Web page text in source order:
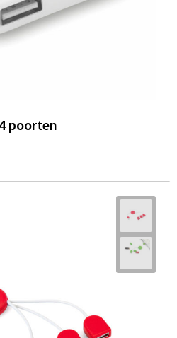
poorten